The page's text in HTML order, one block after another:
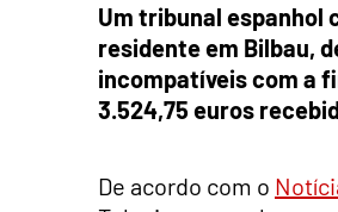
Um tribunal espanhol
residente em Bilbau,
incompatíveis com a
3.524,75 euros
De acordo com o